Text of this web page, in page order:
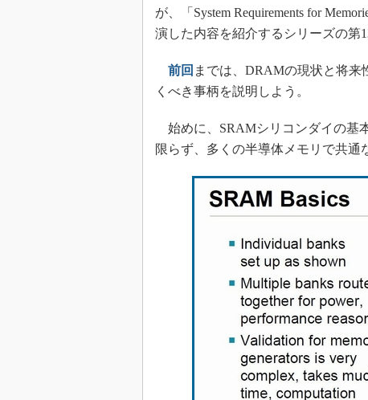
“異端児エ
改革、執
JASA発
「英語に
ための新行
が、「System Requirements for
演した内容を紹介するシリーズの第
前回 までは、DRAMの現状と将来
くべき事柄を説明しよう。
始めに、SRAMシリコンダイの基
限らず、多くの半導体メモリで共通